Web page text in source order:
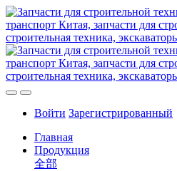
Войти Зарегистрированный
Главная
Продукция
全部